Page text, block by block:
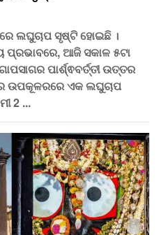
ଲଘୁଚାପ ସୃଷ୍ଟି ହୋଇଛି ।
ଆଜି ସକାଳ ୫ଟା
ପାର୍ଶ୍ଵବର୍ତ୍ତୀ ଉତ୍ତର
ଉପକୂଳରରେ ଏକ ଲଘୁଚାପ
2 ...